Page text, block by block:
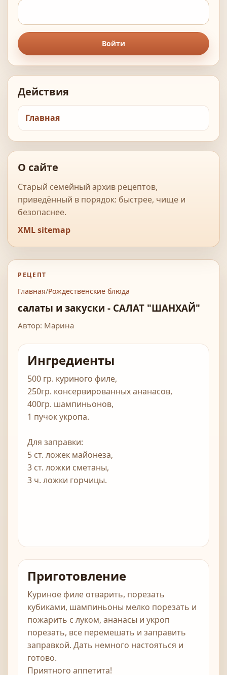
Войти
Действия
Главная
О сайте
Старый семейный архив рецептов,
приведённый в порядок: быстрее, чище и
безопаснее.
XML sitemap
РЕЦЕПТ
Главная/Рождественские блюда
салаты и закуски - САЛАТ "ШАНХАЙ"
Автор: Марина
Ингредиенты
500 гр. куриного филе,
250гр. консервированных ананасов,
400гр. шампиньонов,
1 пучок укропа.
Для заправки:
5 ст. ложек майонеза,
3 ст. ложки сметаны,
3 ч. ложки горчицы.
Приготовление
Куриное филе отварить, порезать
кубиками, шампиньоны мелко порезать и
пожарить с луком, ананасы и укроп
порезать, все перемешать и заправить
заправкой. Дать немного настояться и
готово.
Приятного аппетита!